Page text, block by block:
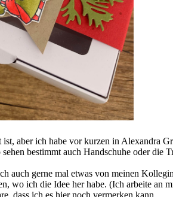
aber ich habe vor kurzen in Alexandra
bestimmt auch Handschuhe oder die
auch gerne mal etwas von meinen
wo ich die Idee her habe. (Ich arbeite an
dass ich es hier noch vermerken kann.